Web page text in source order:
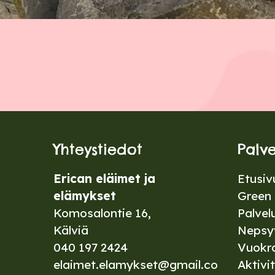
Yhteystiedot
Erican eläimet ja
elämykset
Komosalontie 16,
Kälviä
040 197 2424
elaimet.elamykset@gmail.co